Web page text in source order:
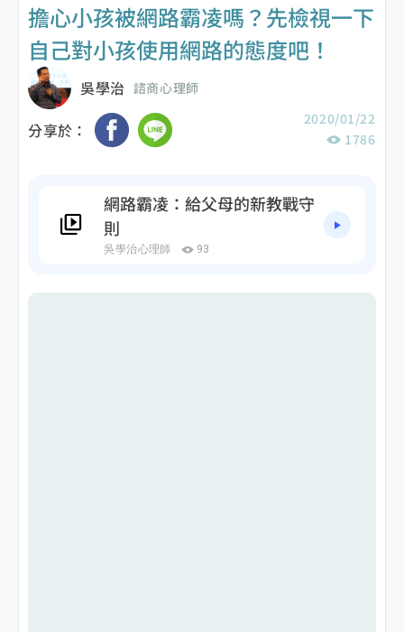
擔心小孩被網路霸凌嗎？先檢視一下
自己對小孩使用網路的態度吧！
吳學治 諮商心理師
分享於：
2020/01/22
1786
網路霸凌：給父母的新教戰守
則
吳學治心理師 93